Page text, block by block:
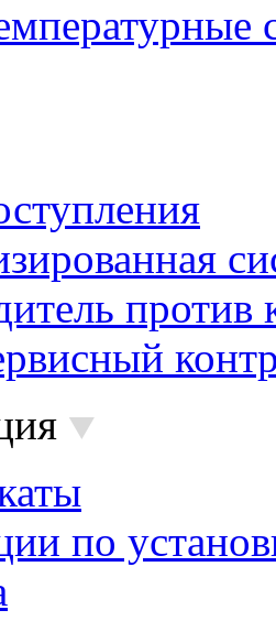
против
по